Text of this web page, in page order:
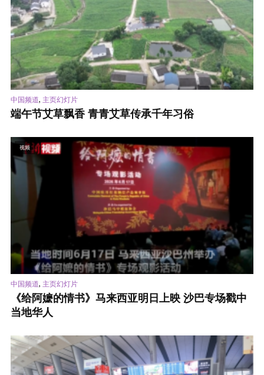
中国频道, 主页幻灯片
端午节艾草飘香 青青艾草传承千年习俗
视频
中国频道, 主页幻灯片
《给阿嬷的情书》马来西亚明日上映 沙巴专场戳中
当地华人